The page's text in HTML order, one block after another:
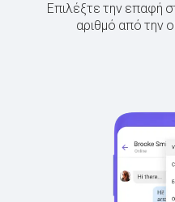
Επιλέξτε την επαφή
αριθμό από την